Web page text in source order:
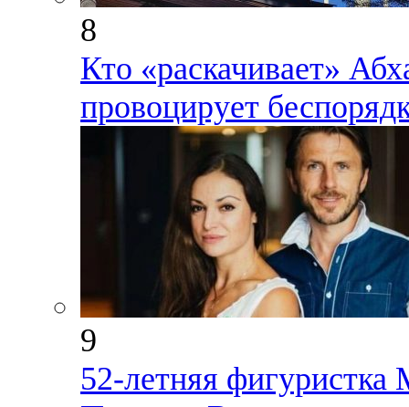
8
Кто «раскачивает»
провоцирует
9
52-летняя